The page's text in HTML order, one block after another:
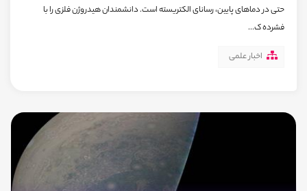
حتی در دماهای پایین، رسانای الکتریسته است. دانشمندان هیدروژن فلزی را با
فشرده ک...
اخبار علمی